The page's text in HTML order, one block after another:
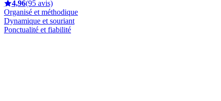
4,96(95 avis)
Organisé et méthodique
Dynamique et souriant
Ponctualité et fiabilité